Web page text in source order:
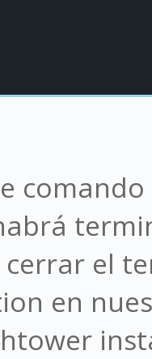
el
en